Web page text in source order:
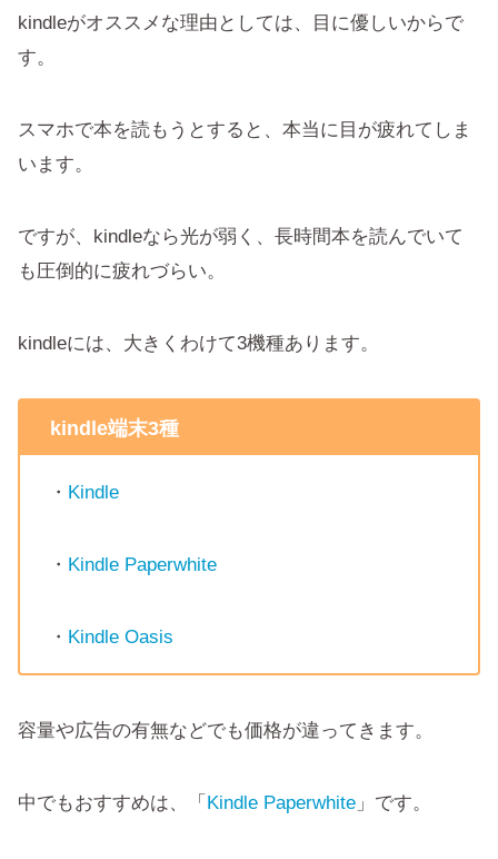
kindleがオススメな理由としては、目に優しいからで
す。
スマホで本を読もうとすると、本当に目が疲れてしま
います。
ですが、kindleなら光が弱く、長時間本を読んでいて
も圧倒的に疲れづらい。
kindleには、大きくわけて3機種あります。
kindle端末3種
・ Kindle
・ Kindle Paperwhite
・ Kindle Oasis
容量や広告の有無などでも価格が違ってきます。
中でもおすすめは、「 Kindle Paperwhite 」です。